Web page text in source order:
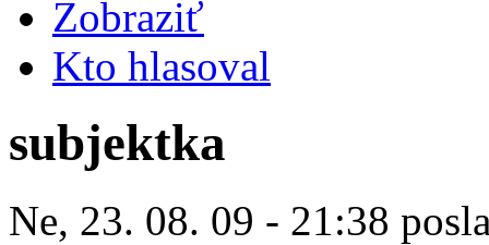
Zobraziť
Kto hlasoval
subjektka
Ne, 23. 08. 09 - 21:38